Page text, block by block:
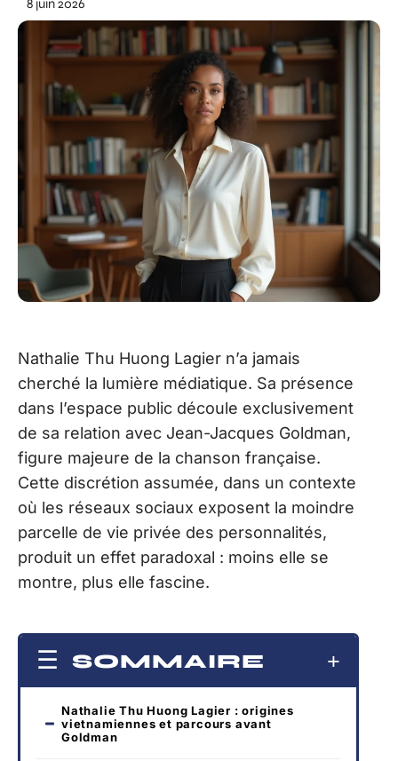
8 juin 2026
Nathalie Thu Huong Lagier n’a jamais
cherché la lumière médiatique. Sa présence
dans l’espace public découle exclusivement
de sa relation avec Jean-Jacques Goldman,
figure majeure de la chanson française.
Cette discrétion assumée, dans un contexte
où les réseaux sociaux exposent la moindre
parcelle de vie privée des personnalités,
produit un effet paradoxal : moins elle se
montre, plus elle fascine.
SOMMAIRE
Nathalie Thu Huong Lagier : origines
vietnamiennes et parcours avant
Goldman